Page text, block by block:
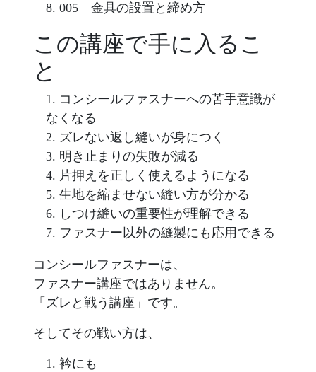
005 金具の設置と締め方
この講座で手に入るこ
と
コンシールファスナーへの苦手意識が
なくなる
ズレない返し縫いが身につく
明き止まりの失敗が減る
片押えを正しく使えるようになる
生地を縮ませない縫い方が分かる
しつけ縫いの重要性が理解できる
ファスナー以外の縫製にも応用できる
コンシールファスナーは、
ファスナー講座ではありません。
「ズレと戦う講座」です。
そしてその戦い方は、
衿にも